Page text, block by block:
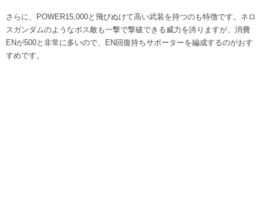
さらに、POWER15,000と飛びぬけて高い武装を持つのも特徴です。ネロ
スガンダムのようなボス敵も一撃で撃破できる威力を誇りますが、消費
ENが500と非常に多いので、EN回復持ちサポーターを編成するのがおす
すめです。